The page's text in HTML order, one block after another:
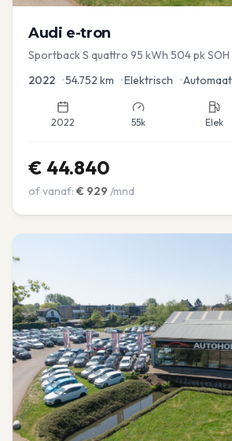
Audi e-tron
Sportback S quattro 95 kWh 504 pk SOH
2022 •54.752 km •Elektrisch •Automaat
2022 55k Elek
€ 44.840
of vanaf: € 929 /mnd